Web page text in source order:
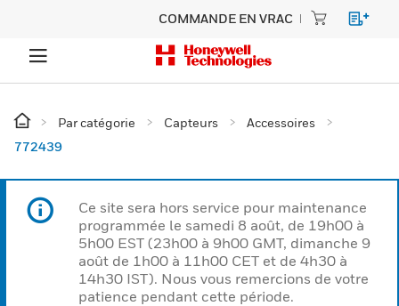
COMMANDE EN VRAC
Par catégorie Capteurs
Accessoires
772439
Ce site sera hors service pour maintenance
programmée le samedi 8 août, de 19h00 à
5h00 EST (23h00 à 9h00 GMT, dimanche 9
août de 1h00 à 11h00 CET et de 4h30 à
14h30 IST). Nous vous remercions de votre
patience pendant cette période.